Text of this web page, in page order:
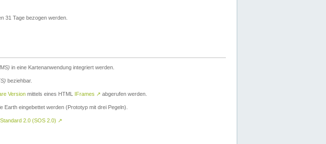
31 Tage bezogen werden.
in eine Kartenanwendung integriert werden.
beziehbar.
Version mittels eines HTML IFrames ↗ abgerufen werden.
Earth eingebettet werden (Prototyp mit drei Pegeln).
2.0 (SOS 2.0) ↗